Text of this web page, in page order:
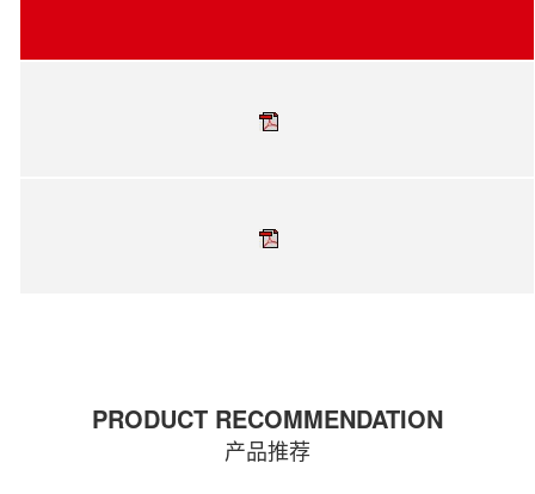
PRODUCT RECOMMENDATION
产品推荐